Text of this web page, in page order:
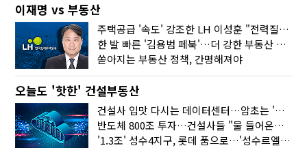
이재명 vs 부동산
주택공급 '속도' 강조한 LH 이성훈 "전력질주해야"
한 발 빠른 '김용범 페북'…더 강한 부동산 규제 나오나
쏟아지는 부동산 정책, 간명해져야
오늘도 '핫한' 건설부동산
건설사 입맛 다시는 데이터센터…암초는 '주민 반대'
반도체 800조 투자…건설사들 "물 들어온다!"
'1.3조' 성수4지구, 롯데 품으로…'성수르엘 S70' 거듭